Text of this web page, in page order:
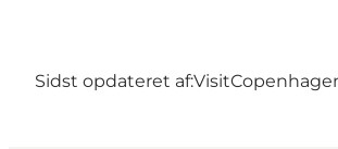
Sidst opdateret af: